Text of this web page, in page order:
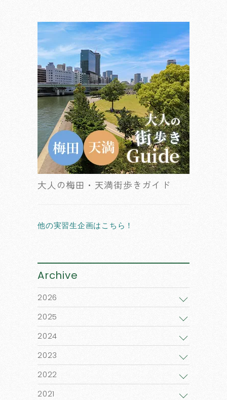
大人の梅田・天満街歩きガイド
他の実習生企画はこちら！
Archive
2026
2025
2024
2023
2022
2021